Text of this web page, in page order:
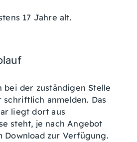
17 Jahre alt.
bei der zuständigen Stelle
schriftlich anmelden. Das
liegt dort aus
steht, je nach Angebot
Download zur Verfügung.